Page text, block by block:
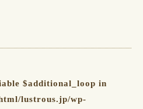
$additional_loop in
lustrous.jp/wp-